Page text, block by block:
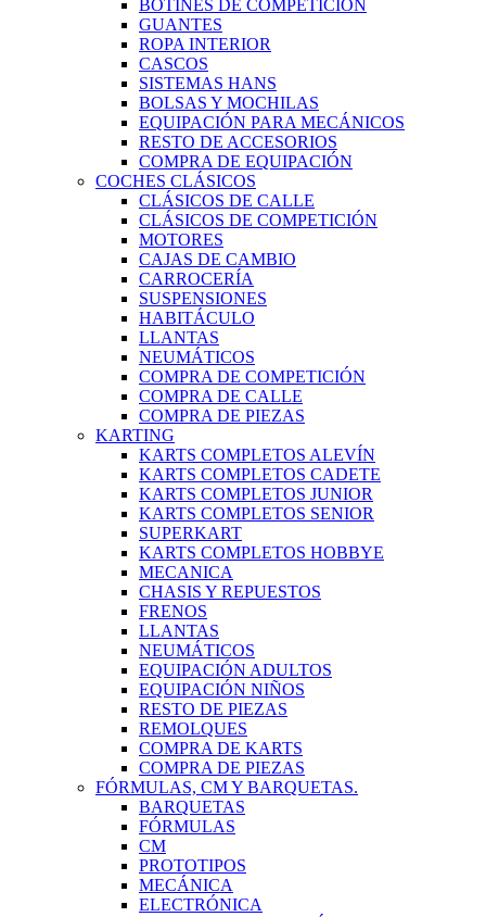
BOTINES DE COMPETICIÓN
GUANTES
ROPA INTERIOR
CASCOS
SISTEMAS HANS
BOLSAS Y MOCHILAS
EQUIPACIÓN PARA MECÁNICOS
RESTO DE ACCESORIOS
COMPRA DE EQUIPACIÓN
COCHES CLÁSICOS
CLÁSICOS DE CALLE
CLÁSICOS DE COMPETICIÓN
MOTORES
CAJAS DE CAMBIO
CARROCERÍA
SUSPENSIONES
HABITÁCULO
LLANTAS
NEUMÁTICOS
COMPRA DE COMPETICIÓN
COMPRA DE CALLE
COMPRA DE PIEZAS
KARTING
KARTS COMPLETOS ALEVÍN
KARTS COMPLETOS CADETE
KARTS COMPLETOS JUNIOR
KARTS COMPLETOS SENIOR
SUPERKART
KARTS COMPLETOS HOBBYE
MECANICA
CHASIS Y REPUESTOS
FRENOS
LLANTAS
NEUMÁTICOS
EQUIPACIÓN ADULTOS
EQUIPACIÓN NIÑOS
RESTO DE PIEZAS
REMOLQUES
COMPRA DE KARTS
COMPRA DE PIEZAS
FÓRMULAS, CM Y BARQUETAS.
BARQUETAS
FÓRMULAS
CM
PROTOTIPOS
MECÁNICA
ELECTRÓNICA